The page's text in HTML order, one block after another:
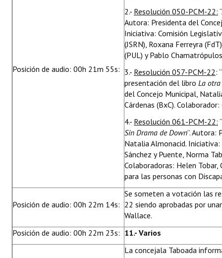
Posición de audio: 00h 21m 55s:
2.- Resolución 050-PCM-22:
Autora: Presidenta del
Iniciativa: Comisión
(JSRN), Roxana Ferreyra
(PUL) y Pablo
3.- Resolución 057-PCM-22:
presentación del libro La
del Concejo Municipal,
Cárdenas (BxC).
4.- Resolución 061-PCM-22:
Sin Drama de Down”. Autora:
Natalia Almonacid.
Sánchez y Puente, Norma
Colaboradoras: Helen
para las personas con
Posición de audio: 00h 22m 14s:
Se someten a votación las
22 siendo aprobadas por
Wallace.
Posición de audio: 00h 22m 23s: 11.- Varios
La concejala Taboada